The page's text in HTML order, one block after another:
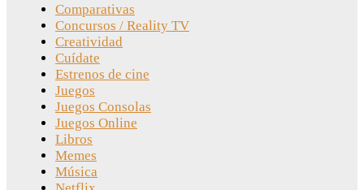
Comparativas
Concursos / Reality TV
Creatividad
Cuídate
Estrenos de cine
Juegos
Juegos Consolas
Juegos Online
Libros
Memes
Música